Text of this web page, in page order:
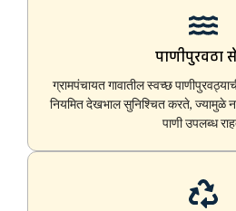
पाणीपुरवठा
ग्रामपंचायत गावातील स्वच्छ
नियमित देखभाल सुनिश्चित करते, ज्यामुळे
पाणी उपलब्ध